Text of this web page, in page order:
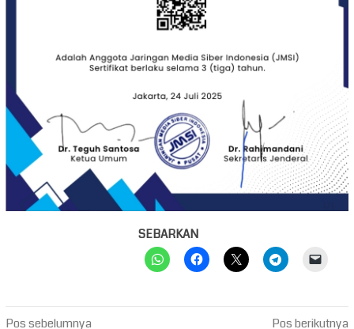
SEBARKAN
Pos sebelumnya Pos berikutnya